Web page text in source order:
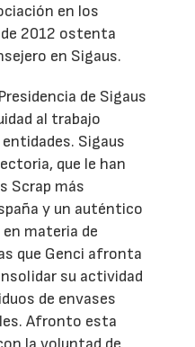
en los
2012 ostenta
en Sigaus.
de Sigaus
al trabajo
Sigaus
que le han
Scrap más
y un auténtico
materia de
que Genci afronta
su actividad
de envases
Afronto esta